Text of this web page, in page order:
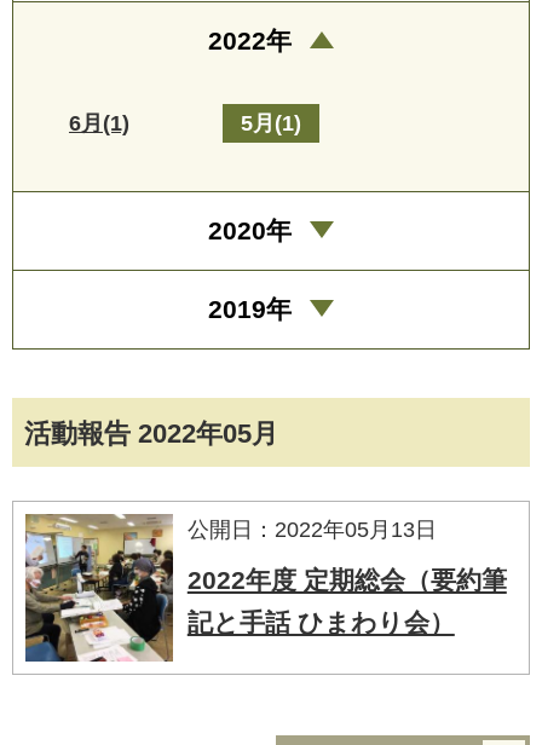
活動報告 2022年05月
公開日：2022年05月13日
2022年度 定期総会（要約筆
記と手話 ひまわり会）
2022年
6月(1) 5月(1)
2020年
2019年